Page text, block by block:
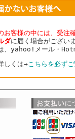
お客様の中には、受注
ダに届く場合がござい
、yahoo!メール・
しくは→こちらを必ず